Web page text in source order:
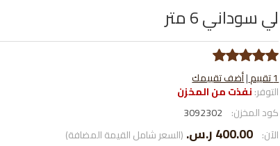
لي سوداني 6 متر
1 تقييم |أضف تقييمك
التوفر:نفذت من المخزن
كود المخزن: 3092302
الآن: 400.00 ر.س.‏ (السعر شامل القيمة المضافة)